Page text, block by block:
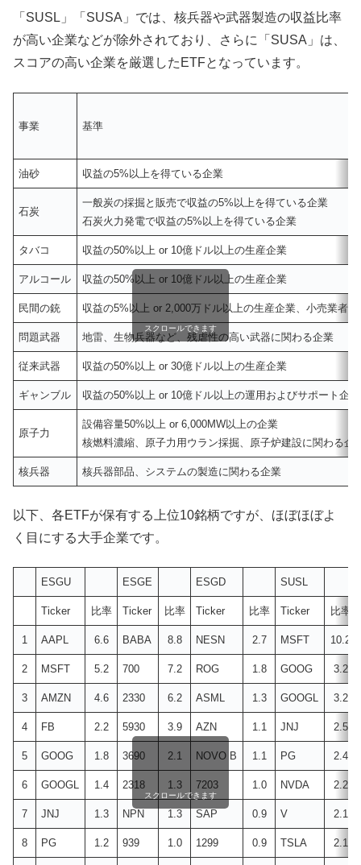
「SUSL」「SUSA」では、核兵器や武器製造の収益比率
が高い企業などが除外されており、さらに「SUSA」は、
スコアの高い企業を厳選したETFとなっています。
事業 基準
油砂 収益の5%以上を得ている企業
石炭
一般炭の採掘と販売で収益の5%以上を得ている企業
石炭火力発電で収益の5%以上を得ている企業
タバコ 収益の50%以上 or 10億ドル以上の生産企業
アルコール 収益の50%以上 or 10億ドル以上の生産企業
民間の銃 収益の5%以上 or 2,000万ドル以上の生産企業、小売業者
問題武器 地雷、生物兵器など、残虐性の高い武器に関わる企業
従来武器 収益の50%以上 or 30億ドル以上の生産企業
ギャンブル 収益の50%以上 or 10億ドル以上の運用およびサポート企業
原子力
設備容量50%以上 or 6,000MW以上の企業
核燃料濃縮、原子力用ウラン採掘、原子炉建設に関わる企
核兵器 核兵器部品、システムの製造に関わる企業
スクロールできます
以下、各ETFが保有する上位10銘柄ですが、ほぼほぼよ
く目にする大手企業です。
ESGU ESGE ESGD SUSL
Ticker 比率 Ticker 比率 Ticker 比率 Ticker 比率
1 AAPL 6.6 BABA 8.8 NESN 2.7 MSFT 10.2
2 MSFT 5.2 700 7.2 ROG 1.8 GOOG 3.2
3 AMZN 4.6 2330 6.2 ASML 1.3 GOOGL 3.2
4 FB 2.2 5930 3.9 AZN 1.1 JNJ 2.5
5 GOOG 1.8 3690 2.1 NOVO B 1.1 PG 2.4
6 GOOGL 1.4 2318 1.3 7203 1.0 NVDA 2.2
7 JNJ 1.3 NPN 1.3 SAP 0.9 V 2.1
8 PG 1.2 939 1.0 1299 0.9 TSLA 2.1
スクロールできます